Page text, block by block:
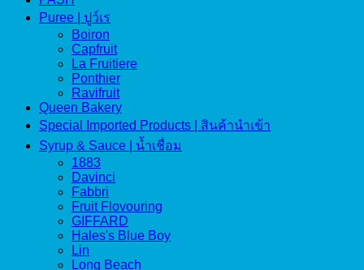
Puree | ปูว์เร
Boiron
Capfruit
La Fruitiere
Ponthier
Ravifruit
Queen Bakery
Special Imported Products | สินค้านำเข้า
Syrup & Sauce | น้ำเชื่อม
1883
Davinci
Fabbri
Fruit Flovouring
GIFFARD
Hales's Blue Boy
Lin
Long Beach